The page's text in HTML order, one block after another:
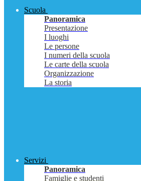
Scuola
Panoramica
Presentazione
I luoghi
Le persone
I numeri della scuola
Le carte della scuola
Organizzazione
La storia
Servizi
Panoramica
Famiglie e studenti